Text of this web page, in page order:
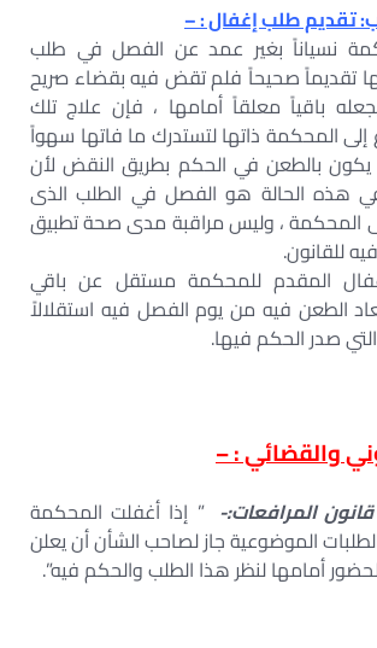
تقديم طلب إغفال : –
نسياناً بغير عمد عن الفصل في طلب
تقديماً صحيحاً فلم تقض فيه بقضاء صريح
باقياً معلقاً أمامها ، فإن علاج تلك
إلى المحكمة ذاتها لتستدرك ما فاتها سهواً
يكون بالطعن في الحكم بطريق النقض لأن
هذه الحالة هو الفصل في الطلب الذى
المحكمة ، وليس مراقبة مدى صحة تطبيق
للقانون.
المقدم للمحكمة مستقل عن باقي
الطعن فيه من يوم الفصل فيه استقلالاً
صدر الحكم فيها.
والقضائي : –
” إذا أغفلت المحكمة
الموضوعية جاز لصاحب الشأن أن يعلن
أمامها لنظر هذا الطلب والحكم فيه”.